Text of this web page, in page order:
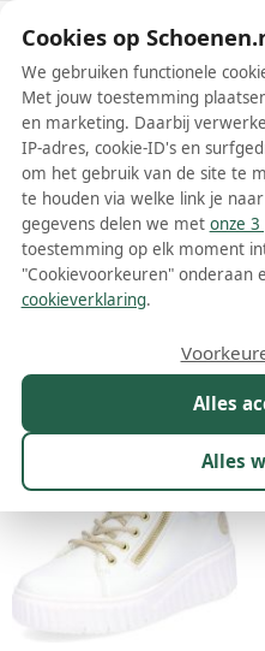
Witte Rieker
Meer lezen
Cookies op
We gebruiken functionele
Met jouw toestemming
en marketing. Daarbij
IP-adres, cookie-ID's en
om het gebruik van de site te
te houden via welke link je
gegevens delen we met onze
toestemming op elk moment
"Cookievoorkeuren" onderaan
cookieverklaring.
Alles
Alles